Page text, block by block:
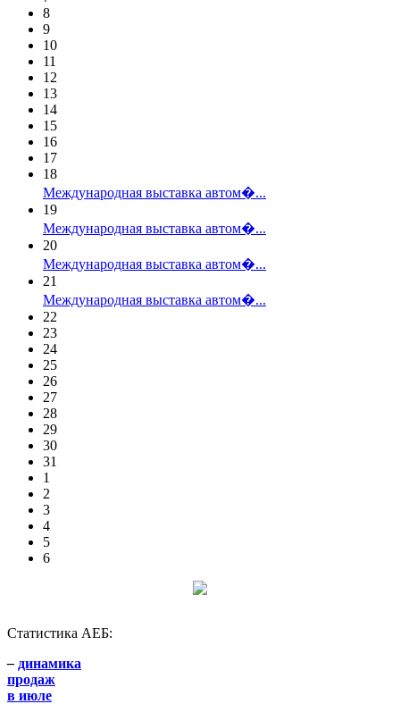
8
9
10
11
12
13
14
15
16
17
18
Международная выставка автом�...
19
Международная выставка автом�...
20
Международная выставка автом�...
21
Международная выставка автом�...
22
23
24
25
26
27
28
29
30
31
1
2
3
4
5
6
Статистика АЕБ:
– динамика
продаж
в июле